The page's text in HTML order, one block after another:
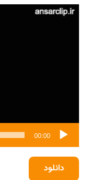
نمایشگر
ویدیو
00:00
دانلود